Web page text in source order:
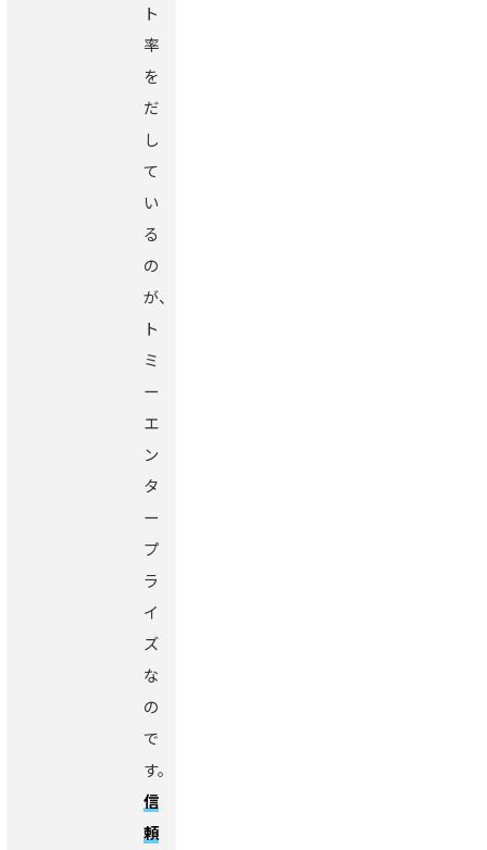
ト
率
を
だ
し
て
い
る
の
が、
ト
ミ
ー
エ
ン
タ
ー
プ
ラ
イ
ズ
な
の
で
す。
信
頼